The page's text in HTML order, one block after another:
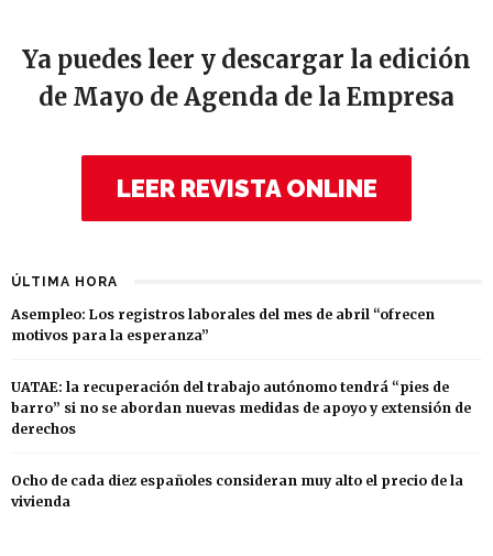
Ya puedes leer y descargar la edición
de Mayo de Agenda de la Empresa
LEER REVISTA ONLINE
ÚLTIMA HORA
Asempleo: Los registros laborales del mes de abril “ofrecen
motivos para la esperanza”
UATAE: la recuperación del trabajo autónomo tendrá “pies de
barro” si no se abordan nuevas medidas de apoyo y extensión de
derechos
Ocho de cada diez españoles consideran muy alto el precio de la
vivienda